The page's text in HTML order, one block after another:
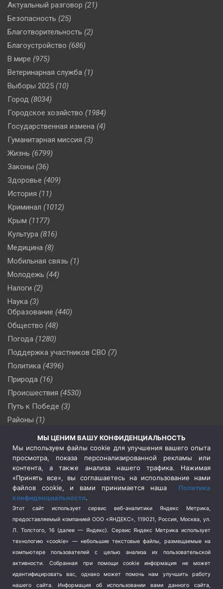
Актуальный разговор (21)
Безопасность (25)
Благотворительность (2)
Благоустройство (686)
В мире (975)
Ветеринарная служба (1)
Выборы 2025 (10)
Город (8034)
Городское хозяйство (1984)
Государственная измена (4)
Гуманитарная миссия (3)
Жизнь (6799)
Законы (36)
Здоровье (409)
История (11)
Криминал (1012)
Крым (1177)
Культура (816)
Медицина (8)
Мобильная связь (1)
Молодежь (44)
Налоги (2)
Наука (3)
Образование (440)
Общество (48)
Погода (1280)
Поддержка участников СВО (7)
Политика (4396)
Природа (16)
Происшествия (4530)
Путь к Победе (3)
Районы (1)
(509)
Сельское хозяйство (3)
Социальная политика
(3)
Спецоперация в Украине
Спецоперация на Украине
(404)
Спорт (740)
Терроризм (1)
Транспорт (262)
Туризм (178)
МЫ ЦЕНИМ ВАШУ КОНФИДЕНЦИАЛЬНОСТЬ
Мы используем файлы cookie для улучшения вашего опыта
просмотра, показа персонализированной рекламы или
контента, а также анализа нашего трафика. Нажимая
«Принять все», вы соглашаетесь на использование нами
файлов cookie, и вами принимается наша Политика
конфиденциальности.
Этот сайт использует сервис веб-аналитики Яндекс Метрика,
предоставляемый компанией ООО «ЯНДЕКС», 119021, Россия, Москва, ул.
Л. Толстого, 16 (далее — Яндекс). Сервис Яндекс Метрика использует
технологию «cookie» — небольшие текстовые файлы, размещаемые на
компьютере пользователей с целью анализа их пользовательской
активности.
Собранная при помощи cookie информация не может
идентифицировать вас, однако может помочь нам улучшить работу
нашего сайта. Информация об использовании вами данного сайта,